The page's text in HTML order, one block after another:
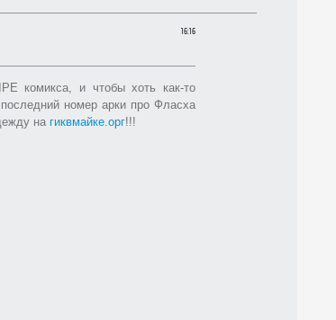
16:16
комикса, и чтобы хоть как-то
номер арки про Фласха
на гиквмайке.орг!!!